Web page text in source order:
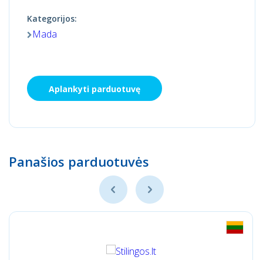
Kategorijos:
Mada
Aplankyti parduotuvę
Panašios parduotuvės